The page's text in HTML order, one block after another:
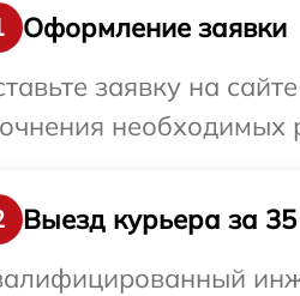
Оформление заявки
заявку на
необходимых
Выезд курьера за